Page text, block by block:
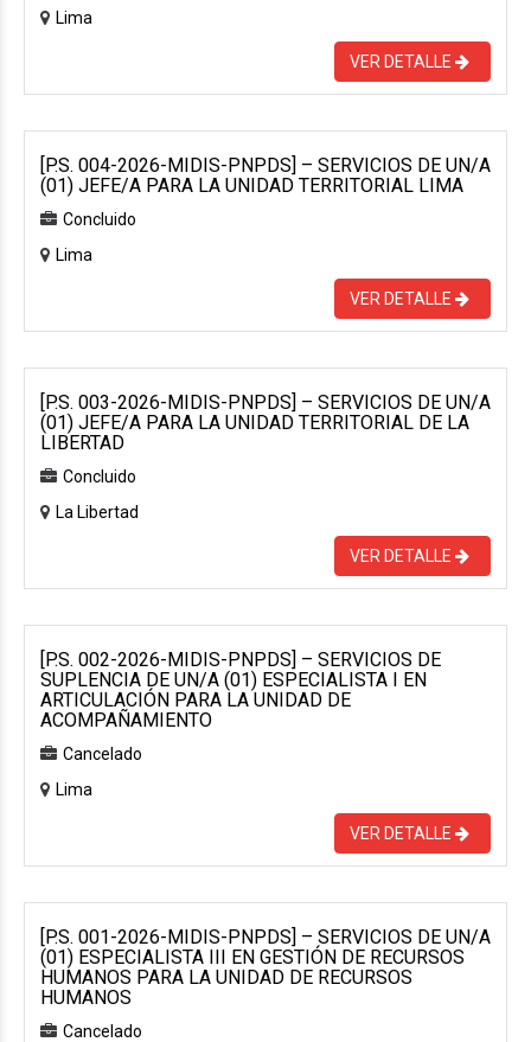
Lima
VER DETALLE
[P.S. 004-2026-MIDIS-PNPDS] – SERVICIOS DE UN/A
(01) JEFE/A PARA LA UNIDAD TERRITORIAL LIMA
Concluido
Lima
VER DETALLE
[P.S. 003-2026-MIDIS-PNPDS] – SERVICIOS DE UN/A
(01) JEFE/A PARA LA UNIDAD TERRITORIAL DE LA
LIBERTAD
Concluido
La Libertad
VER DETALLE
[P.S. 002-2026-MIDIS-PNPDS] – SERVICIOS DE
SUPLENCIA DE UN/A (01) ESPECIALISTA I EN
ARTICULACIÓN PARA LA UNIDAD DE
ACOMPAÑAMIENTO
Cancelado
Lima
VER DETALLE
[P.S. 001-2026-MIDIS-PNPDS] – SERVICIOS DE UN/A
(01) ESPECIALISTA III EN GESTIÓN DE RECURSOS
HUMANOS PARA LA UNIDAD DE RECURSOS
HUMANOS
Cancelado